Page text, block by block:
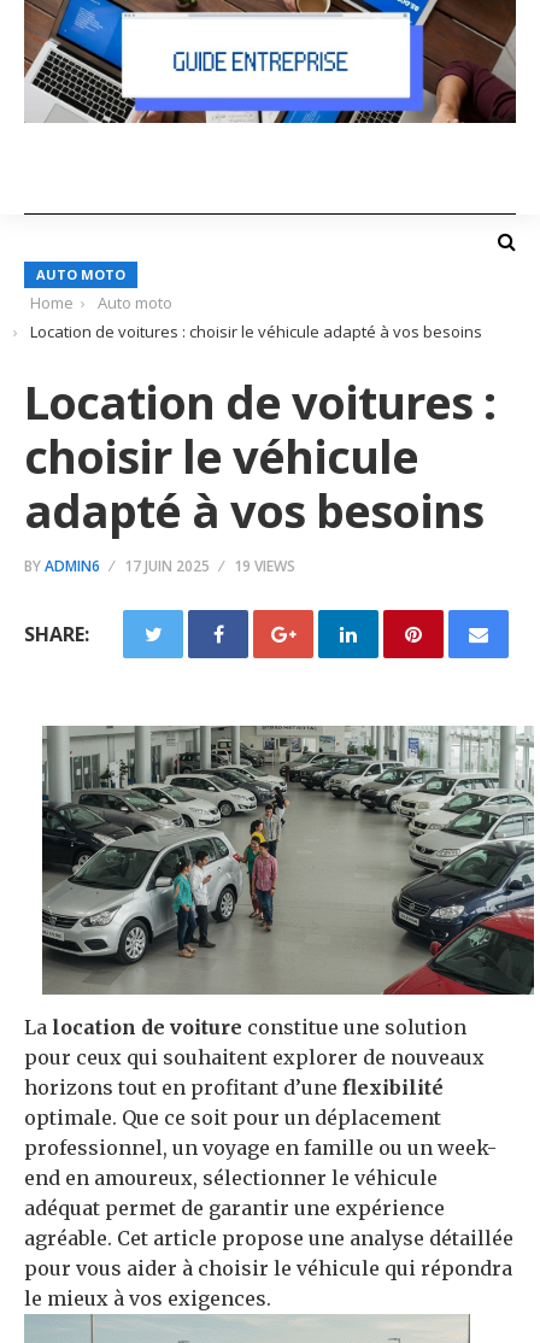
AUTO MOTO
Home
Auto moto
Location de voitures : choisir le véhicule adapté à vos besoins
Location de voitures :
choisir le véhicule
adapté à vos besoins
BYADMIN6 17 JUIN 2025 19 VIEWS
SHARE:
La location de voiture constitue une solution
pour ceux qui souhaitent explorer de nouveaux
horizons tout en profitant d’une flexibilité
optimale. Que ce soit pour un déplacement
professionnel, un voyage en famille ou un week-
end en amoureux, sélectionner le véhicule
adéquat permet de garantir une expérience
agréable. Cet article propose une analyse détaillée
pour vous aider à choisir le véhicule qui répondra
le mieux à vos exigences.